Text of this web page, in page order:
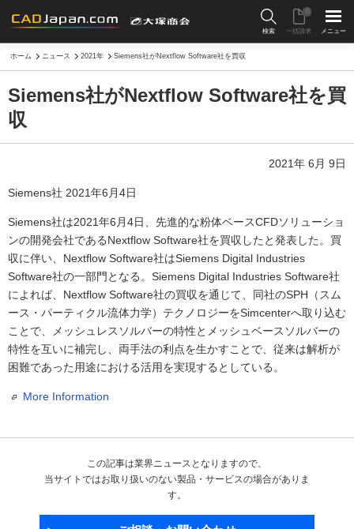
検索 一括請求
0
メニュー
ホーム ニュース 2021年 Siemens社がNextflow Software社を買収
Siemens社がNextflow Software社を買
収
2021年 6月 9日
Siemens社 2021年6月4日
Siemens社は2021年6月4日、先進的な粉体ベースCFDソリューショ
ンの開発会社であるNextflow Software社を買収したと発表した。買
収に伴い、Nextflow Software社はSiemens Digital Industries
Software社の一部門となる。Siemens Digital Industries Software社
によれば、Nextflow Software社の買収を通じて、同社のSPH（スム
ース・パーティクル流体力学）テクノロジーをSimcenterへ取り込む
ことで、メッシュレスソルバーの特性とメッシュベースソルバーの
特性を互いに補完し、両手法の利点を生かすことで、従来は解析が
困難であった用途における活用を実現するとしている。
More Information
この記事は業界ニュースとなりますので、
当サイトではお取り扱いのない製品・サービスの場合がありま
す。